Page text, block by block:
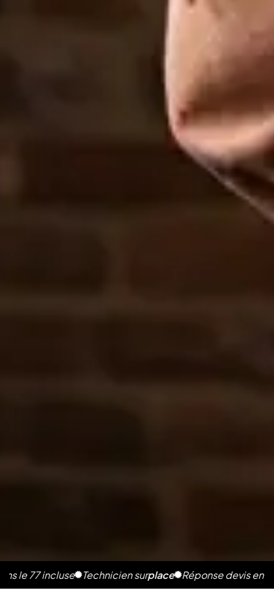
incluse Technicien surplace Réponse devis en 2h